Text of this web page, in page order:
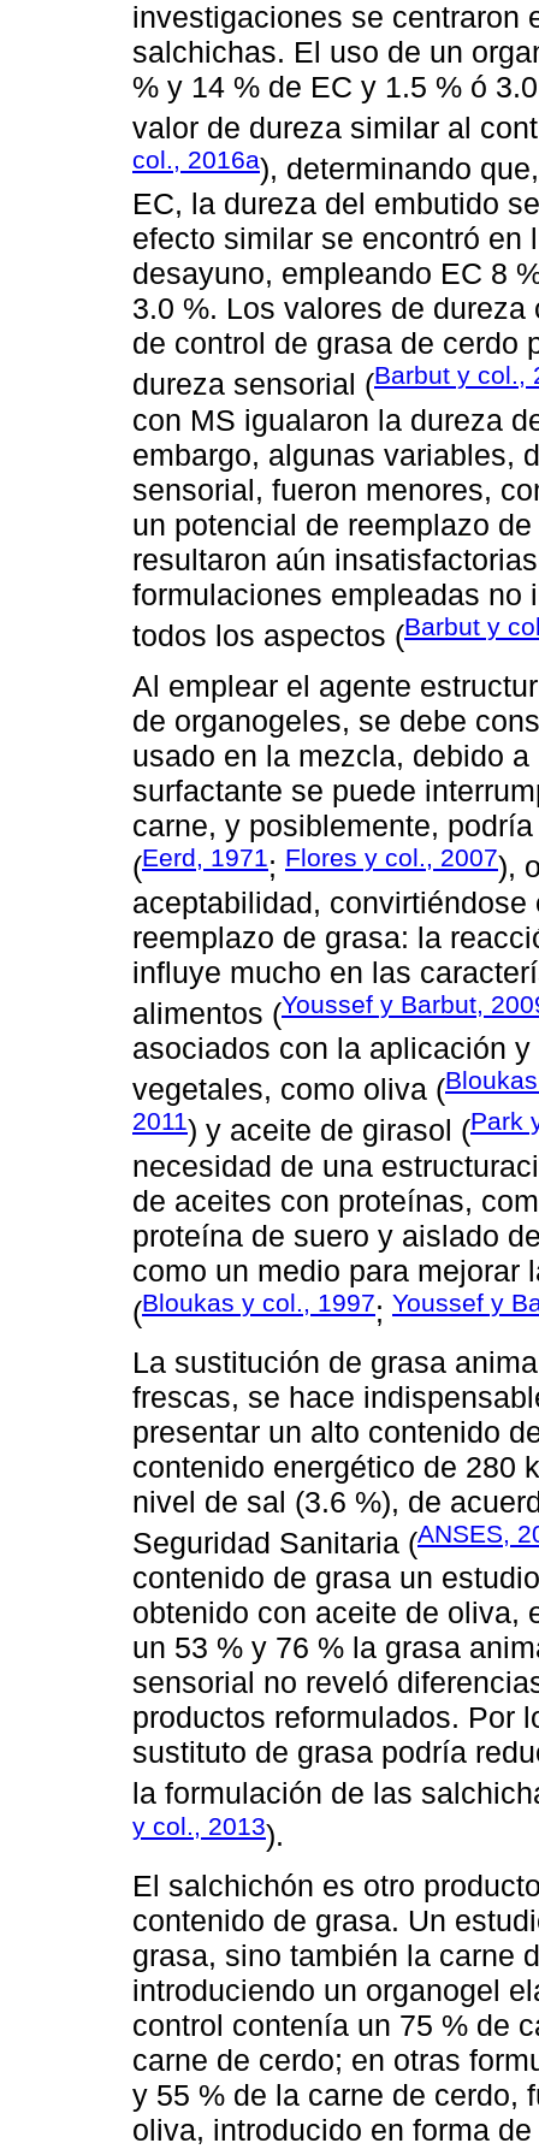
investigaciones se centraron
salchichas. El uso de un
% y 14 % de EC y 1.5 % ó
valor de dureza similar al
col., 2016a), determinando
EC, la dureza del embutido
efecto similar se encontró en
desayuno, empleando EC 8
3.0 %. Los valores de
de control de grasa de cerdo
dureza sensorial (Barbut y col.,
con MS igualaron la dureza
embargo, algunas variables,
sensorial, fueron menores,
un potencial de reemplazo
resultaron aún
formulaciones empleadas no
todos los aspectos (Barbut y
Al emplear el agente
de organogeles, se debe
usado en la mezcla, debido
surfactante se puede
carne, y posiblemente,
(Eerd, 1971; Flores y col., 2007),
aceptabilidad,
reemplazo de grasa: la
influye mucho en las
alimentos (Youssef y Barbut,
asociados con la aplicación
vegetales, como oliva (
2011) y aceite de girasol (Park
necesidad de una
de aceites con proteínas,
proteína de suero y aislado
como un medio para mejorar
(Bloukas y col., 1997; Youssef y
La sustitución de grasa
frescas, se hace
presentar un alto contenido
contenido energético de 280
nivel de sal (3.6 %), de
Seguridad Sanitaria (ANSES,
contenido de grasa un
obtenido con aceite de oliva,
un 53 % y 76 % la grasa
sensorial no reveló
productos reformulados. Por
sustituto de grasa podría
la formulación de las
y col., 2013).
El salchichón es otro
contenido de grasa. Un
grasa, sino también la carne
introduciendo un organogel
control contenía un 75 % de
carne de cerdo; en otras
y 55 % de la carne de cerdo,
oliva, introducido en forma